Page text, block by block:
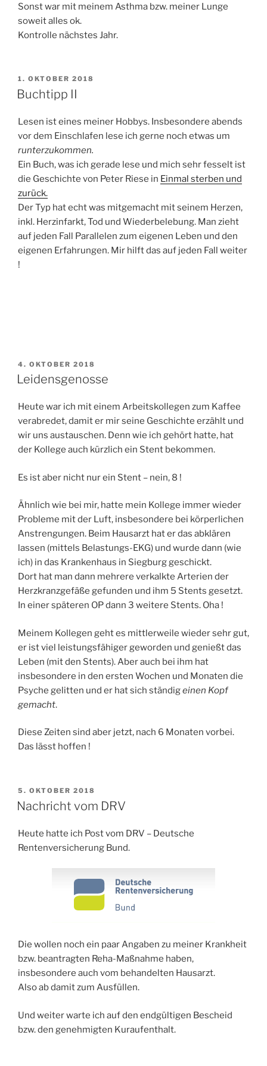
Sonst war mit meinem Asthma bzw. meiner Lunge
soweit alles ok.
Kontrolle nächstes Jahr.
VERÖFFENTLICHT
AM
1. OKTOBER 2018
Buchtipp II
Lesen ist eines meiner Hobbys. Insbesondere abends
vor dem Einschlafen lese ich gerne noch etwas um
runterzukommen.
Ein Buch, was ich gerade lese und mich sehr fesselt ist
die Geschichte von Peter Riese in Einmal sterben und
zurück.
Der Typ hat echt was mitgemacht mit seinem Herzen,
inkl. Herzinfarkt, Tod und Wiederbelebung. Man zieht
auf jeden Fall Parallelen zum eigenen Leben und den
eigenen Erfahrungen. Mir hilft das auf jeden Fall weiter
!
VERÖFFENTLICHT
AM
4. OKTOBER 2018
Leidensgenosse
Heute war ich mit einem Arbeitskollegen zum Kaffee
verabredet, damit er mir seine Geschichte erzählt und
wir uns austauschen. Denn wie ich gehört hatte, hat
der Kollege auch kürzlich ein Stent bekommen.
Es ist aber nicht nur ein Stent – nein, 8 !
Ähnlich wie bei mir, hatte mein Kollege immer wieder
Probleme mit der Luft, insbesondere bei körperlichen
Anstrengungen. Beim Hausarzt hat er das abklären
lassen (mittels Belastungs-EKG) und wurde dann (wie
ich) in das Krankenhaus in Siegburg geschickt.
Dort hat man dann mehrere verkalkte Arterien der
Herzkranzgefäße gefunden und ihm 5 Stents gesetzt.
In einer späteren OP dann 3 weitere Stents. Oha !
Meinem Kollegen geht es mittlerweile wieder sehr gut,
er ist viel leistungsfähiger geworden und genießt das
Leben (mit den Stents). Aber auch bei ihm hat
insbesondere in den ersten Wochen und Monaten die
Psyche gelitten und er hat sich ständigeinen Kopf
gemacht.
Diese Zeiten sind aber jetzt, nach 6 Monaten vorbei.
Das lässt hoffen !
VERÖFFENTLICHT
AM
5. OKTOBER 2018
Nachricht vom DRV
Heute hatte ich Post vom DRV – Deutsche
Rentenversicherung Bund.
Die wollen noch ein paar Angaben zu meiner Krankheit
bzw. beantragten Reha-Maßnahme haben,
insbesondere auch vom behandelten Hausarzt.
Also ab damit zum Ausfüllen.
Und weiter warte ich auf den endgültigen Bescheid
bzw. den genehmigten Kuraufenthalt.